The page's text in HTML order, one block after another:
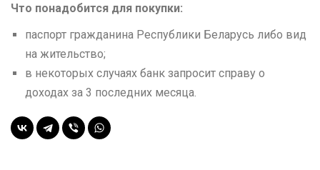
Что понадобится для покупки:
паспорт гражданина Республики Беларусь либо вид
на жительство;
в некоторых случаях банк запросит справу о
доходах за 3 последних месяца.